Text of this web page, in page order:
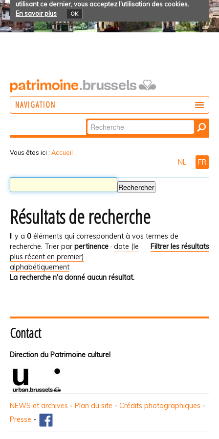
utilisant ce dernier, vous acceptez l'utilisation des cookies.
En savoir plus
OK
NAVIGATION
Chercher par
Recherche
Vous êtes ici : Accueil
NL FR
Résultats de recherche
Il y a 0 éléments qui correspondent à vos termes de
recherche.
Filtrer les résultats
Trier par pertinence · date (le
plus récent en premier) ·
alphabétiquement
La recherche n'a donné aucun résultat.
Contact
Direction du Patrimoine culturel
NEWS et archives - Plan du site - Crédits photographiques -
Presse -